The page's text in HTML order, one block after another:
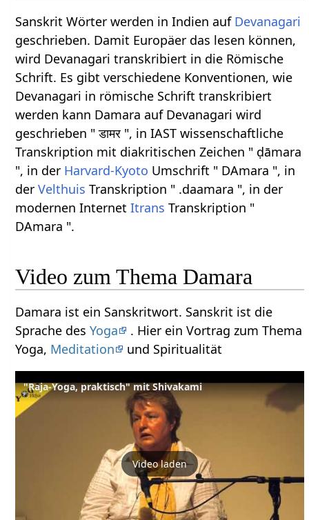
Sanskrit Wörter werden in Indien auf Devanagari
geschrieben. Damit Europäer das lesen können,
wird Devanagari transkribiert in die Römische
Schrift. Es gibt verschiedene Konventionen, wie
Devanagari in römische Schrift transkribiert
werden kann Damara auf Devanagari wird
geschrieben " डामर ", in IAST wissenschaftliche
Transkription mit diakritischen Zeichen " ḍāmara
", in der Harvard-Kyoto Umschrift " DAmara ", in
derVelthuis Transkription " .daamara ", in der
modernen InternetItrans Transkription "
DAmara ".
Video zum Thema Damara
Damara ist ein Sanskritwort. Sanskrit ist die
Sprache desYoga
. Hier ein Vortrag zum Thema
Yoga, Meditation und Spiritualität
"Raja-Yoga, praktisch" mit Shivakami
Video laden